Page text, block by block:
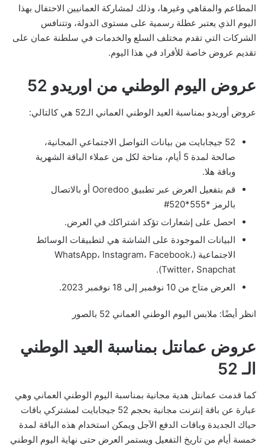
المطاعم والمقاهي وغيرها، وذلك لمشاركة العمانيين الاحتفال بهذا
اليوم الذي يعتبر عطلة رسمية على مستوى الدولة، وتتنافس
الشركات التي تقدم مختلف السلع والخدمات في سلطنة عمان على
تقديم عروض خاصة للأفراد في هذا اليوم.
عروض اليوم الوطني من اوريدو 52
عروض أوريدو بمناسبة العيد الوطني العماني الـ52 هي كالتالي:
52 جيجابايت من بيانات التواصل الاجتماعي المجانية،
صالحة لمدة 5 أيام، متاحة لكل من عملاء الباقة الشهرية
وباقة هلا.
قم بتفعيل العرض عبر تطبيق Ooredoo أو بالاتصال
بالرمز *555*520#
احصل على إشعارات تؤكد اشتراكك في العرض.
البيانات الموجودة على الشاشة هي لتطبيقات الوسائط
الاجتماعية (WhatsApp، Instagram، Facebook،
Twitter، Snapchat).
العرض متاح من 10 نوفمبر إلى 18 نوفمبر 2023.
انظر أيضًا: ملابس اليوم الوطني العماني 52 بالصور
عروض عمانتل بمناسبة العيد الوطني
الـ 52
كما قدمت عمانتل هدية مجانية بمناسبة اليوم الوطني العماني وهي
عبارة عن باقة إنترنت مجانية بحجم 52 جيجابايت لمشتركي باقات
حياك الجديدة وباقات الدفع الآجل ويمكن استخدام هذه الباقة لمدة
خمسة أيام من تاريخ التفعيل ويستمر العرض حتى نهاية اليوم الوطني